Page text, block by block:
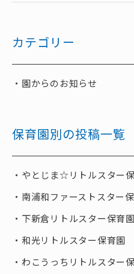
カテゴリー
園からのお知らせ
保育園別の投稿一覧
やとじま☆リトルスター
南浦和ファーストスター
下新倉リトルスター保育園
和光リトルスター保育園
わこうっちリトルスター